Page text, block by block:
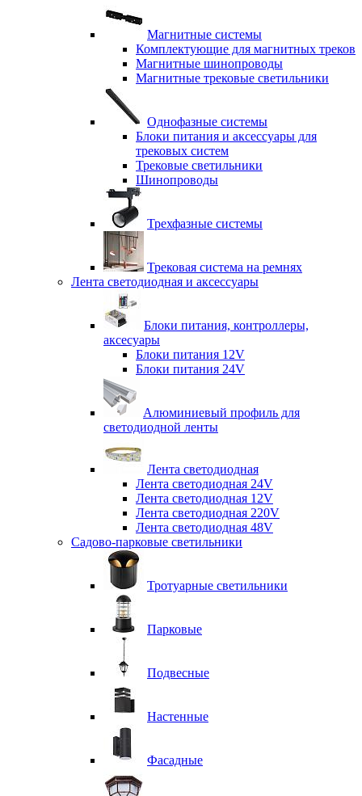
Магнитные системы
Комплектующие для магнитных треков
Магнитные шинопроводы
Магнитные трековые светильники
Однофазные системы
Блоки питания и аксессуары для
трековых систем
Трековые светильники
Шинопроводы
Трехфазные системы
Трековая система на ремнях
Лента светодиодная и аксессуары
Блоки питания, контроллеры,
аксесуары
Блоки питания 12V
Блоки питания 24V
Алюминиевый профиль для
светодиодной ленты
Лента светодиодная
Лента светодиодная 24V
Лента светодиодная 12V
Лента светодиодная 220V
Лента светодиодная 48V
Садово-парковые светильники
Тротуарные светильники
Парковые
Подвесные
Настенные
Фасадные